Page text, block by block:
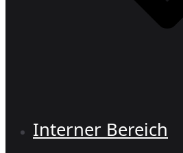
Interner Bereich